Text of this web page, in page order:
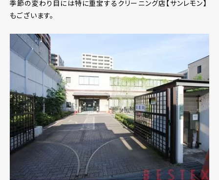
季節の変わり目には特に重宝するクリーニング店【サンレモン】
もございます。